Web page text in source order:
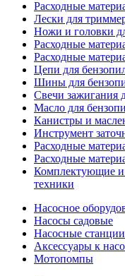
Расходные
Лески для
Ножи и головки
Расходные
Расходные
Цепи для
Шины для
Свечи зажигания
Масло для
Канистры и
Инструмент
Расходные
Расходные
Комплектующие и
техники
Насосное
Насосы садовые
Насосные станции
Аксессуары к
Мотопомпы